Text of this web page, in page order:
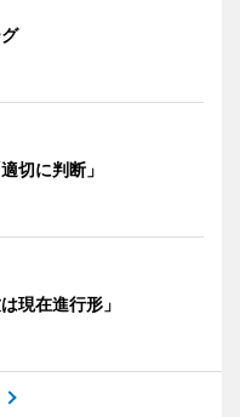
切に判断」
現在進行形」